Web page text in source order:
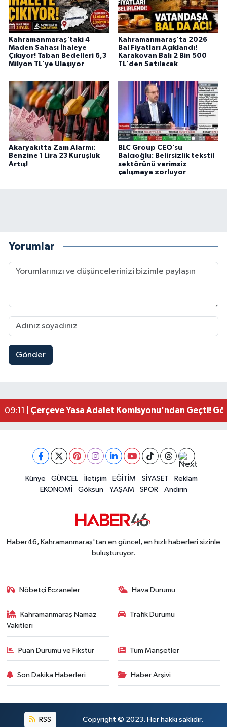
Kahramanmaraş'taki 4
Maden Sahası İhaleye
Çıkıyor! Taban Bedelleri 6,3
Milyon TL'ye Ulaşıyor
Kahramanmaraş'ta 2026
Bal Fiyatları Açıklandı!
Karakovan Balı 2 Bin 500
TL'den Satılacak
Akaryakıtta Zam Alarmı:
Benzine 1 Lira 23 Kuruşluk
Artış!
BLC Group CEO’su
Balcıoğlu: Belirsizlik tekstil
sektörünü verimsiz
çalışmaya zorluyor
Yorumlar
Gönder
17:19 |Kahramanmaraşlı İşçi Adana'daki Tünel
09:11 | Çerçeve Yasa Adalet Komisyonu'ndan Geçti!
09:04 |Kahramanmaraş'taki Okul Saldırısı TBMM
Kahramanmaraş'ta Pusula Maraş Eğitim
Kahramanmaraş'ta Tarım İçin Su Seferberliği
20:02 |Kahramanmaraş'ta 5 Kilometrelik Yolda Sıcak
Künye GÜNCEL İletişim EĞİTİM SİYASET
Reklam
EKONOMİ
Göksun YAŞAM SPOR Andırın
Haber46, Kahramanmaraş'tan en güncel, en hızlı haberleri sizinle
buluşturuyor.
Nöbetçi Eczaneler Hava Durumu
Kahramanmaraş Namaz
Vakitleri
Trafik Durumu
Puan Durumu ve Fikstür Tüm Manşetler
Son Dakika Haberleri Haber Arşivi
RSS Copyright © 2023. Her hakkı saklıdır.